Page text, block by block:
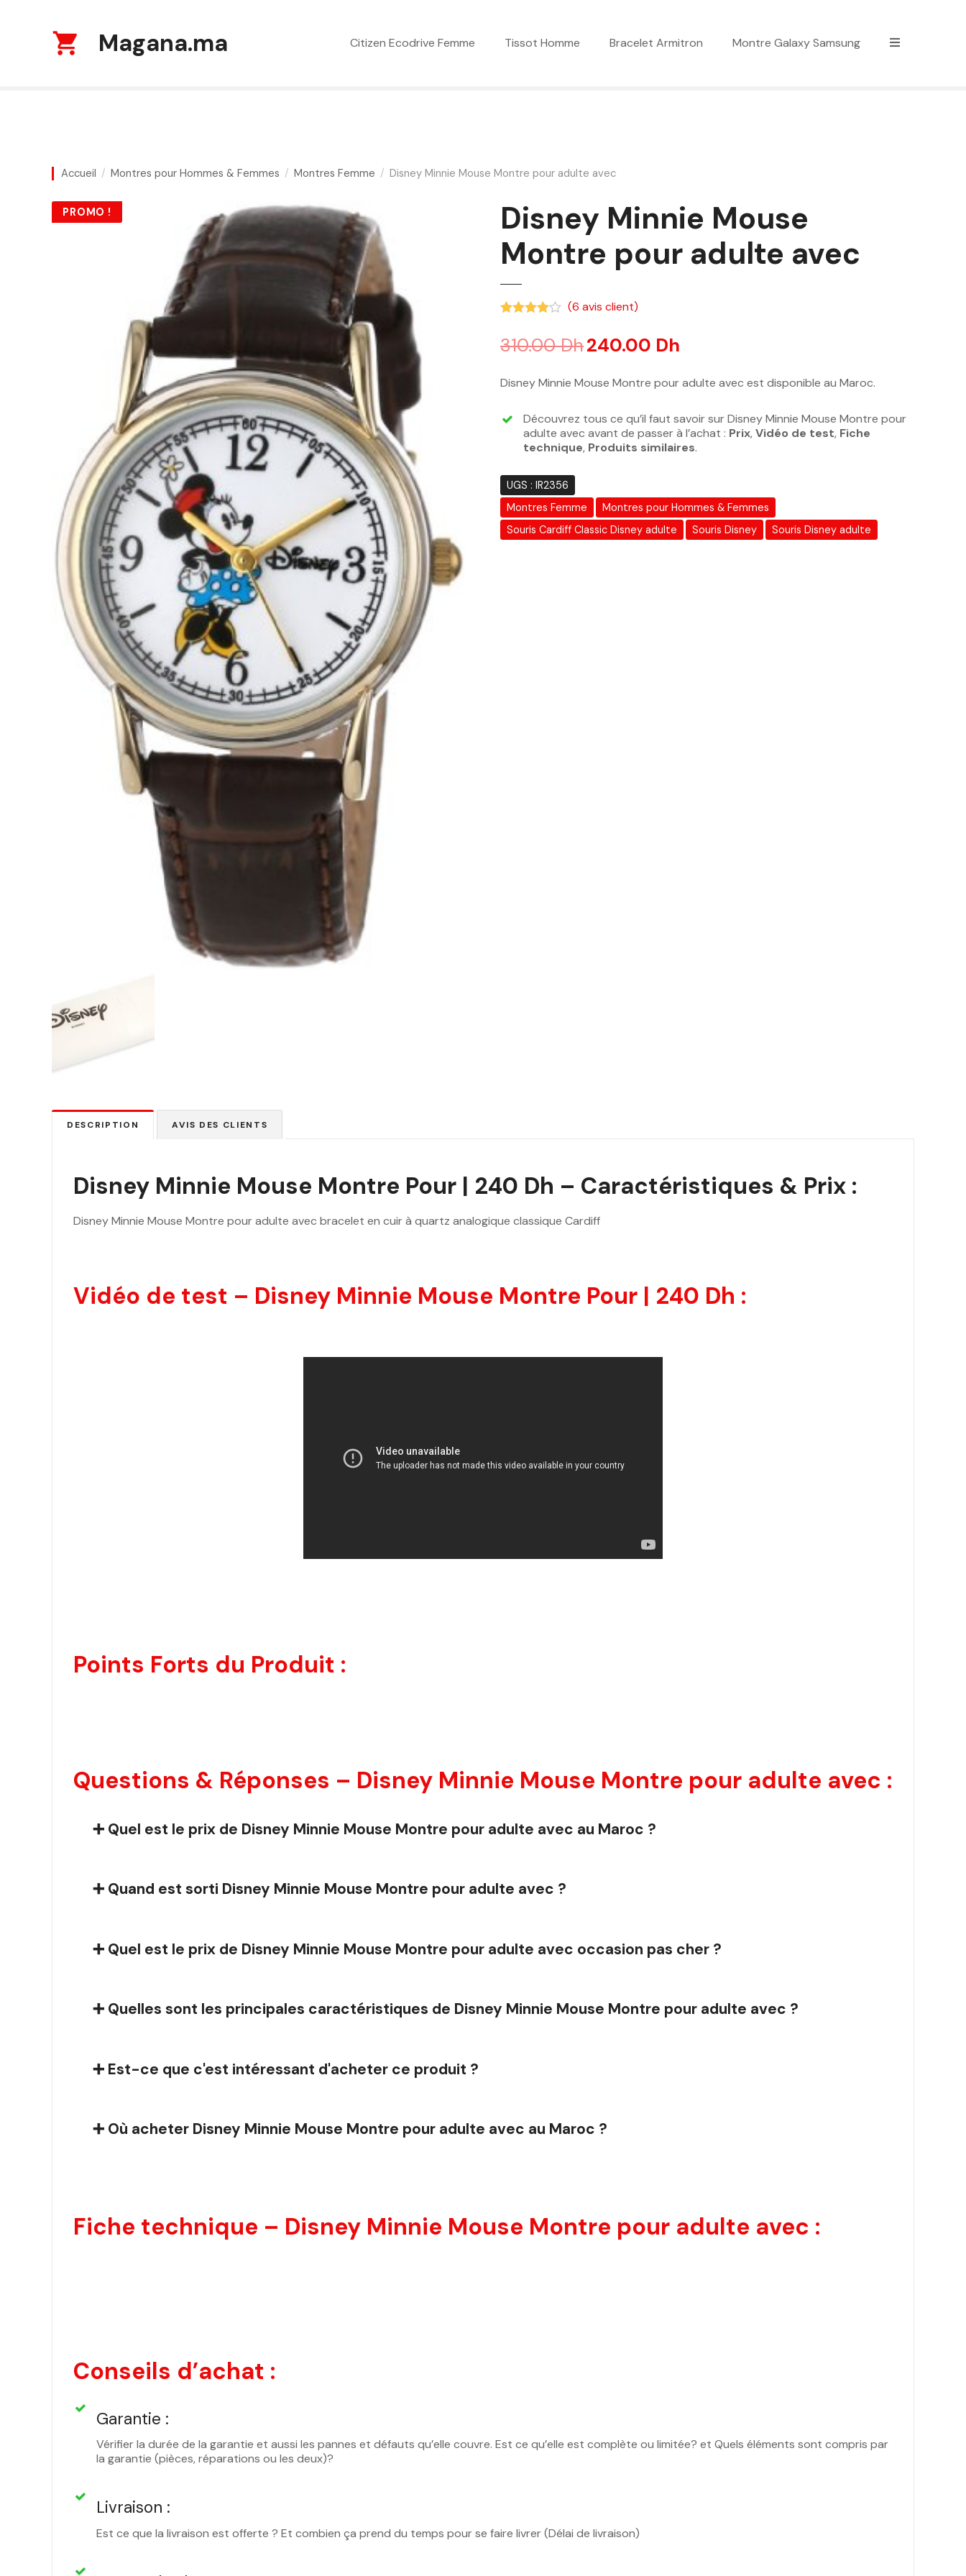
Magana.ma Citizen Ecodrive Femme Tissot Homme Bracelet Armitron Montre Galaxy Samsung
Accueil Montres pour Hommes & Femmes Montres Femme Disney Minnie Mouse Montre pour adulte avec
PROMO !
Disney Minnie Mouse
Montre pour adulte avec
(6 avis client)
310.00Dh240.00 Dh
Disney Minnie Mouse Montre pour adulte avec est disponible au Maroc.
Découvrez tous ce qu’il faut savoir sur Disney Minnie Mouse Montre pour
adulte avec avant de passer à l’achat : Prix, Vidéo de test, Fiche
technique, Produits similaires.
UGS : IR2356
Montres Femme
Montres pour Hommes & Femmes
Souris Cardiff Classic Disney adulte
Souris Disney Souris Disney adulte
DESCRIPTION AVIS DES CLIENTS
Disney Minnie Mouse Montre Pour | 240 Dh – Caractéristiques & Prix :
Disney Minnie Mouse Montre pour adulte avec bracelet en cuir à quartz analogique classique Cardiff
Vidéo de test – Disney Minnie Mouse Montre Pour | 240 Dh :
Points Forts du Produit :
Questions & Réponses – Disney Minnie Mouse Montre pour adulte avec :
➕ Quel est le prix de Disney Minnie Mouse Montre pour adulte avec au Maroc ?
➕ Quand est sorti Disney Minnie Mouse Montre pour adulte avec ?
➕ Quel est le prix de Disney Minnie Mouse Montre pour adulte avec occasion pas cher ?
➕ Quelles sont les principales caractéristiques de Disney Minnie Mouse Montre pour adulte avec ?
➕ Est-ce que c'est intéressant d'acheter ce produit ?
➕ Où acheter Disney Minnie Mouse Montre pour adulte avec au Maroc ?
Fiche technique – Disney Minnie Mouse Montre pour adulte avec :
Conseils d’achat :
Garantie :
Vérifier la durée de la garantie et aussi les pannes et défauts qu’elle couvre. Est ce qu’elle est complète ou limitée? et Quels éléments sont compris par
la garantie (pièces, réparations ou les deux)?
Livraison :
Est ce que la livraison est offerte ? Et combien ça prend du temps pour se faire livrer (Délai de livraison)